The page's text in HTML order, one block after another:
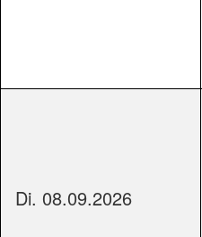
Di. 08.09.2026